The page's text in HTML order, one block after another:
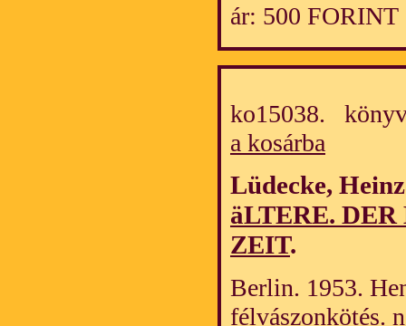
ár: 500 FORINT
ko15038.
a kosárba
Lüdecke,
äLTERE.
ZEIT.
Berlin. 1953.
félvászonkötés.